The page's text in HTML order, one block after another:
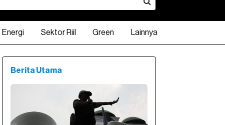
Energi Sektor Riil Green Lainnya
Berita Utama